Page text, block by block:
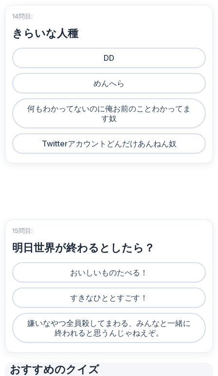
14問目:
きらいな人種
DD
めんへら
何もわかってないのに俺お前のことわかってま
す奴
Twitterアカウントどんだけあんねん奴
15問目:
明日世界が終わるとしたら？
おいしいものたべる！
すきなひととすごす！
嫌いなやつ全員殺してまわる、みんなと一緒に
終われると思うんじゃねえぞ。
おすすめのクイズ